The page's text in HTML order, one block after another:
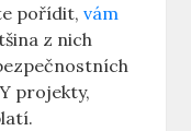
‍pořídit,vám
z ​nich​
projekty,